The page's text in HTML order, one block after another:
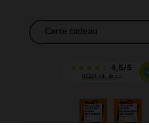
Carte cadeau